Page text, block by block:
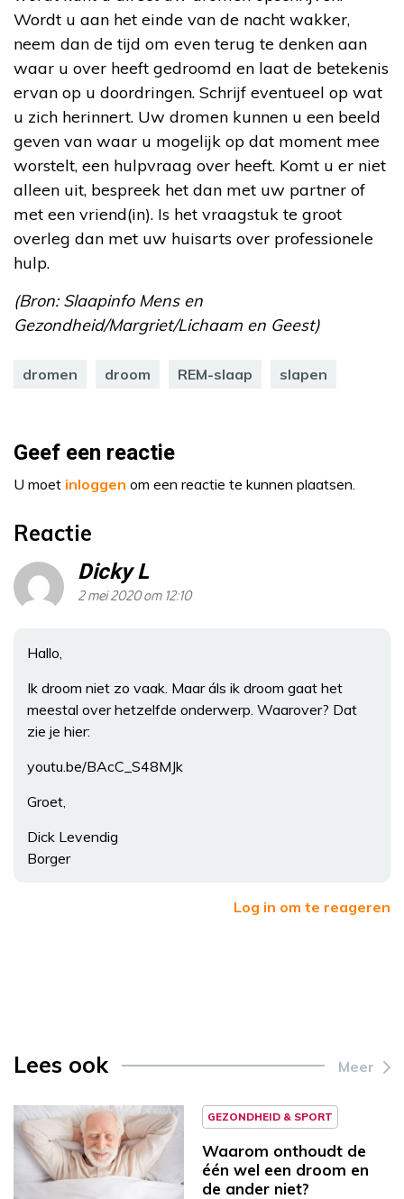
Wordt u aan het einde van de nacht wakker,
neem dan de tijd om even terug te denken aan
waar u over heeft gedroomd en laat de betekenis
ervan op u doordringen. Schrijf eventueel op wat
u zich herinnert. Uw dromen kunnen u een beeld
geven van waar u mogelijk op dat moment mee
worstelt, een hulpvraag over heeft. Komt u er niet
alleen uit, bespreek het dan met uw partner of
met een vriend(in). Is het vraagstuk te groot
overleg dan met uw huisarts over professionele
hulp.
(Bron: Slaapinfo Mens en
Gezondheid/Margriet/Lichaam en Geest)
dromen droom REM-slaap slapen
Geef een reactie
U moet inloggen om een reactie te kunnen plaatsen.
Reactie
Dicky L
2 mei 2020 om 12:10
Hallo,
Ik droom niet zo vaak. Maar áls ik droom gaat het
meestal over hetzelfde onderwerp. Waarover? Dat
zie je hier:
youtu.be/BAcC_S48MJk
Groet,
Dick Levendig
Borger
Log in om te reageren
Lees ook Meer
GEZONDHEID & SPORT
Waarom onthoudt de
één wel een droom en
de ander niet?